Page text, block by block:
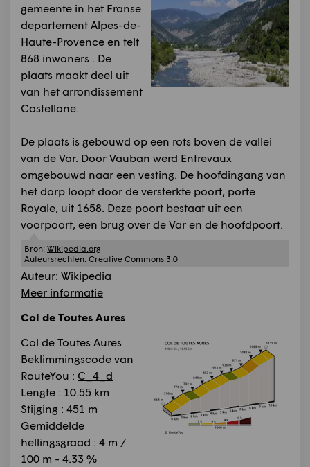
gemeente in het Franse
departement Alpes-de-
Haute-Provence en telt
868 inwoners . De
plaats maakt deel uit
van het arrondissement
Castellane.
De plaats is gebouwd op een rots boven de vallei
van de Var. Door Vauban werd Entrevaux
omgebouwd naar een vesting. De hoofdingang van
het dorp loopt door de versterkte poort, porte
Royale, uit 1658. Deze poort bestaat uit een
voorpoort, een brug over de Var en de hoofdpoort.
Bron: Wikipedia.org
Auteursrechten: Creative Commons 3.0
Auteur: Wikipedia
Meer informatie
Col de Toutes Aures
Col de Toutes Aures
Beklimmingscode van
RouteYou : C_4_d
Lengte : 10.55 km
Stijging : 451 m
Gemiddelde
hellingsgraad : 4 m /
100 m - 4.33 %